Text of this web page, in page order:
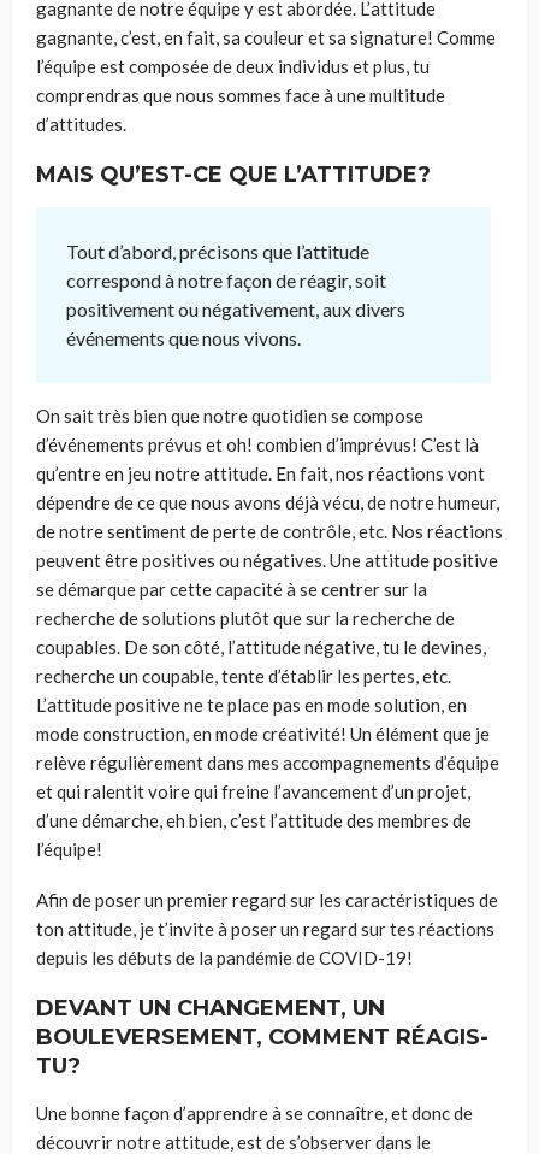
gagnante de notre équipe y est abordée. L’attitude
gagnante, c’est, en fait, sa couleur et sa signature! Comme
l’équipe est composée de deux individus et plus, tu
comprendras que nous sommes face à une multitude
d’attitudes.
MAIS QU’EST-CE QUE L’ATTITUDE?
Tout d’abord, précisons que l’attitude
correspond à notre façon de réagir, soit
positivement ou négativement, aux divers
événements que nous vivons.
On sait très bien que notre quotidien se compose
d’événements prévus et oh! combien d’imprévus! C’est là
qu’entre en jeu notre attitude. En fait, nos réactions vont
dépendre de ce que nous avons déjà vécu, de notre humeur,
de notre sentiment de perte de contrôle, etc. Nos réactions
peuvent être positives ou négatives. Une attitude positive
se démarque par cette capacité à se centrer sur la
recherche de solutions plutôt que sur la recherche de
coupables. De son côté, l’attitude négative, tu le devines,
recherche un coupable, tente d’établir les pertes, etc.
L’attitude positive ne te place pas en mode solution, en
mode construction, en mode créativité! Un élément que je
relève régulièrement dans mes accompagnements d’équipe
et qui ralentit voire qui freine l’avancement d’un projet,
d’une démarche, eh bien, c’est l’attitude des membres de
l’équipe!
Afin de poser un premier regard sur les caractéristiques de
ton attitude, je t’invite à poser un regard sur tes réactions
depuis les débuts de la pandémie de COVID-19!
DEVANT UN CHANGEMENT, UN
BOULEVERSEMENT, COMMENT RÉAGIS-
TU?
Une bonne façon d’apprendre à se connaître, et donc de
découvrir notre attitude, est de s’observer dans le